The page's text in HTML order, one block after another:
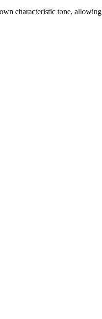
characteristic tone,